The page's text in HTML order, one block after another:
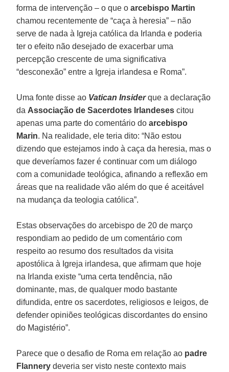
forma de intervenção – o que oarcebispo Martin
chamou recentemente de “caça à heresia” – não
serve de nada à Igreja católica da Irlanda e poderia
ter o efeito não desejado de exacerbar uma
percepção crescente de uma significativa
“desconexão” entre a Igreja irlandesa e Roma”.
Uma fonte disse ao Vatican Insiderque a declaração
da Associação de Sacerdotes Irlandeses citou
apenas uma parte do comentário doarcebispo
Marin. Na realidade, ele teria dito: “Não estou
dizendo que estejamos indo à caça da heresia, mas o
que deveríamos fazer é continuar com um diálogo
com a comunidade teológica, afinando a reflexão em
áreas que na realidade vão além do que é aceitável
na mudança da teologia católica”.
Estas observações do arcebispo de 20 de março
respondiam ao pedido de um comentário com
respeito ao resumo dos resultados da visita
apostólica à Igreja irlandesa, que afirmam que hoje
na Irlanda existe “uma certa tendência, não
dominante, mas, de qualquer modo bastante
difundida, entre os sacerdotes, religiosos e leigos, de
defender opiniões teológicas discordantes do ensino
do Magistério”.
Parece que o desafio de Roma em relação ao padre
Flannery deveria ser visto neste contexto mais